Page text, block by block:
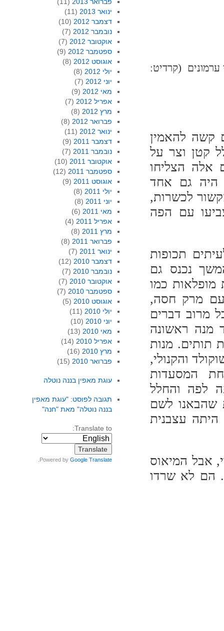
(קרדיט:
קשה להאמין
קטן וצר על
אלה הצליחו
היה גם אחד
לכשרות,
עם הפה
תכופות
נכנס גם
מופלאות כמו
עם מרק חסה,
מרוב דברים
מנה ראשונה
תותים. מנות
והקנולי,
המסעדות
לפה והחלל
שהבאנו לשם
עצבנית
אבל המיאוס
הם לא שרדו
ינואר 2013
(11)
דצמבר 2012
(10)
נובמבר 2012
(7)
אוקטובר 2012
(7)
ספטמבר 2012
(9)
אוגוסט 2012
(8)
יולי 2012
(8)
יוני 2012
(7)
מאי 2012
(9)
אפריל 2012
(7)
מרץ 2012
(8)
פברואר 2012
(8)
ינואר 2012
(11)
דצמבר 2011
(9)
נובמבר 2011
(7)
אוקטובר 2011
(10)
ספטמבר 2011
(12)
אוגוסט 2011
(9)
יולי 2011
(8)
יוני 2011
(8)
מאי 2011
(6)
אפריל 2011
(4)
מרץ 2011
(8)
פברואר 2011
(8)
ינואר 2011
(7)
דצמבר 2010
(12)
נובמבר 2010
(7)
אוקטובר 2010
(7)
ספטמבר 2010
(7)
אוגוסט 2010
(5)
יולי 2010
(11)
יוני 2010
(10)
מאי 2010
(13)
אפריל 2010
(14)
מרץ 2010
(16)
פברואר 2010
(15)
עוגת מאפין בננה נוטלה
תגובה לפוסט: "עוגת מאפין
בננה נוטלה" מאת "חנה"
Translate to:
Powered byGoogle Translate